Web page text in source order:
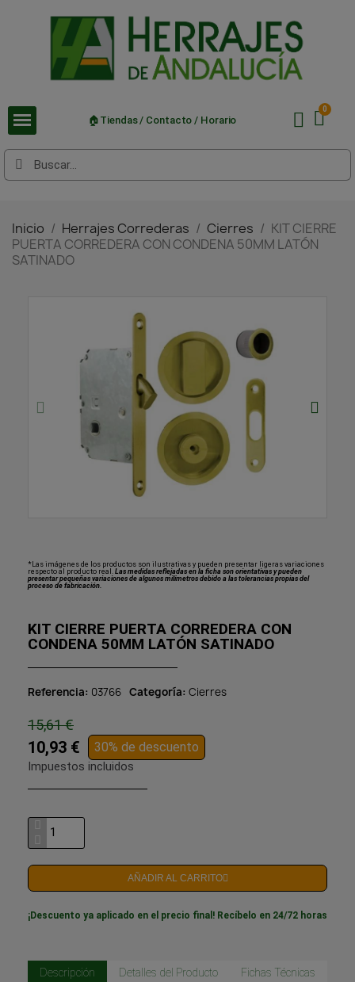
🏠Tiendas / Contacto / Horario
Inicio Herrajes Correderas Cierres
KIT CIERRE
PUERTA CORREDERA CON CONDENA 50MM LATÓN
SATINADO
*Las imágenes de los productos son ilustrativas y pueden presentar ligeras variaciones
respecto al producto real. Las medidas reflejadas en la ficha son orientativas y pueden
presentar pequeñas variaciones de algunos milímetros debido a las tolerancias propias del
proceso de fabricación.
KIT CIERRE PUERTA CORREDERA CON
CONDENA 50MM LATÓN SATINADO
Referencia 03766 Categoría Cierres
15,61 €
10,93 € 30% de descuento
Impuestos incluidos
AÑADIR AL CARRITO
¡Descuento ya aplicado en el precio final! Recíbelo en 24/72 horas
Descripción Detalles del Producto Fichas Técnicas